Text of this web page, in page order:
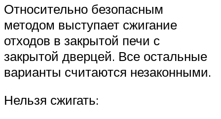
Относительно безопасным
методом выступает сжигание
отходов в закрытой печи с
закрытой дверцей. Все остальные
варианты считаются незаконными.
Нельзя сжигать: